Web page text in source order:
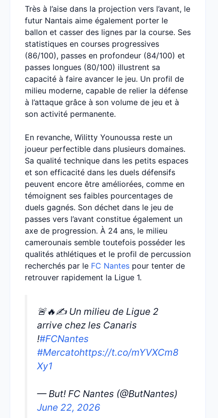
Très à l’aise dans la projection vers l’avant, le
futur Nantais aime également porter le
ballon et casser des lignes par la course. Ses
statistiques en courses progressives
(86/100), passes en profondeur (84/100) et
passes longues (80/100) illustrent sa
capacité à faire avancer le jeu. Un profil de
milieu moderne, capable de relier la défense
à l’attaque grâce à son volume de jeu et à
son activité permanente.
En revanche, Wilitty Younoussa reste un
joueur perfectible dans plusieurs domaines.
Sa qualité technique dans les petits espaces
et son efficacité dans les duels défensifs
peuvent encore être améliorées, comme en
témoignent ses faibles pourcentages de
duels gagnés. Son déchet dans le jeu de
passes vers l’avant constitue également un
axe de progression. À 24 ans, le milieu
camerounais semble toutefois posséder les
qualités athlétiques et le profil de percussion
recherchés par le FC Nantes pour tenter de
retrouver rapidement la Ligue 1.
🚨🔥✍️ Un milieu de Ligue 2
arrive chez les Canaris
!#FCNantes
#Mercatohttps://t.co/mYVXCm8
Xy1
— But! FC Nantes (@ButNantes)
June 22, 2026